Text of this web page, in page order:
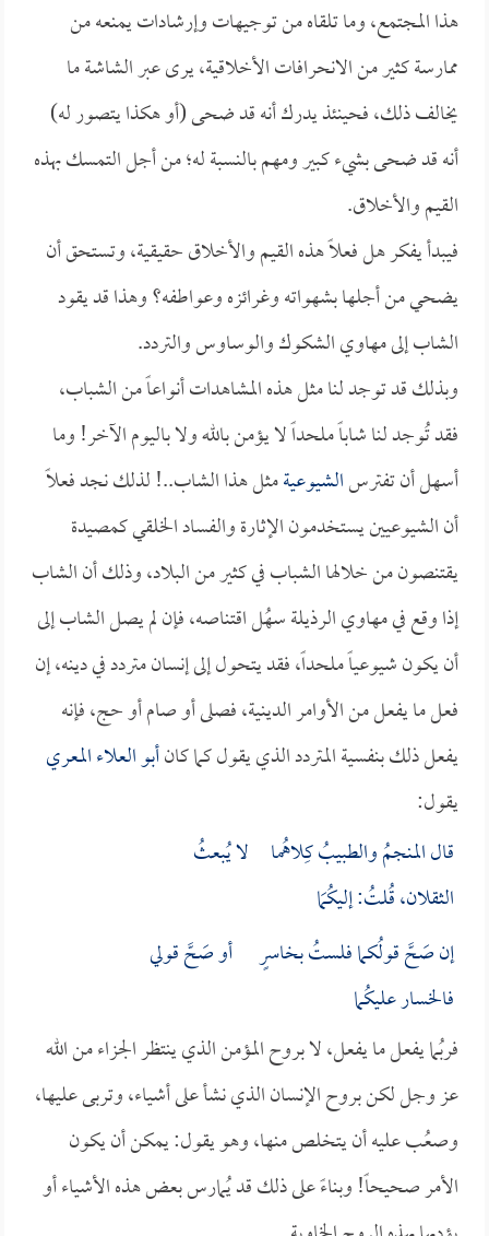
هذا المجتمع، وما تلقاه من توجيهات وإرشادات يمنعه من
ممارسة كثير من الانحرافات الأخلاقية، يرى عبر الشاشة ما
يخالف ذلك، فحينئذ يدرك أنه قد ضحى (أو هكذا يتصور له)
أنه قد ضحى بشيء كبير ومهم بالنسبة له؛ من أجل التمسك بهذه
القيم والأخلاق.
فيبدأ يفكر هل فعلاً هذه القيم والأخلاق حقيقية، وتستحق أن
يضحي من أجلها بشهواته وغرائزه وعواطفه؟ وهذا قد يقود
الشاب إلى مهاوي الشكوك والوساوس والتردد.
وبذلك قد توجد لنا مثل هذه المشاهدات أنواعاً من الشباب،
فقد تُوجد لنا شاباً ملحداً لا يؤمن بالله ولا باليوم الآخر! وما
أسهل أن تفترسالشيوعيةمثل هذا الشاب..! لذلك نجد فعلاً
أن الشيوعيين يستخدمون الإثارة والفساد الخلقي كمصيدة
يقتنصون من خلالها الشباب في كثير من البلاد، وذلك أن الشاب
إذا وقع في مهاوي الرذيلة سهُل اقتناصه، فإن لم يصل الشاب إلى
أن يكون شيوعياً ملحداً، فقد يتحول إلى إنسان متردد في دينه، إن
فعل ما يفعل من الأوامر الدينية، فصلى أو صام أو حج، فإنه
يفعل ذلك بنفسية المتردد الذي يقول كما كانأبو العلاء المعري
يقول:
قال المنجمُ والطبيبُ كِلاهُما لا يُبعثُ
الثقلان، قُلتُ: إليكُمَا
إن صَحَّ قولُكما فلستُ بخاسرٍ أو صَحَّ قولي
فالخسار عليكُما
فربُما يفعل ما يفعل، لا بروح المؤمن الذي ينتظر الجزاء من الله
عز وجل لكن بروح الإنسان الذي نشأ على أشياء، وتربى عليها،
وصعُب عليه أن يتخلص منها، وهو يقول: يمكن أن يكون
الأمر صحيحاً! وبناءً على ذلك قد يُمارس بعض هذه الأشياء أو